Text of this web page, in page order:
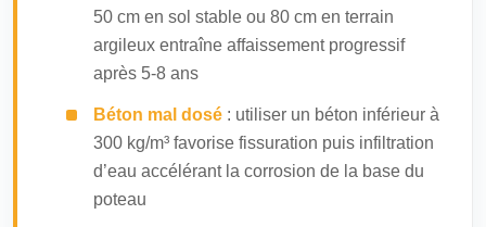
50 cm en sol stable ou 80 cm en terrain
argileux entraîne affaissement progressif
après 5-8 ans
Béton mal dosé : utiliser un béton inférieur à
300 kg/m³ favorise fissuration puis infiltration
d’eau accélérant la corrosion de la base du
poteau